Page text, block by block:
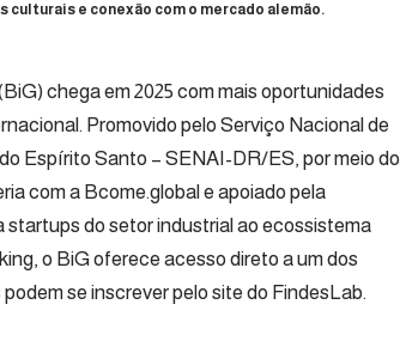
e conexão com o mercado alemão.
chega em 2025 com mais oportunidades
Promovido pelo Serviço Nacional de
Espírito Santo – SENAI-DR/ES, por meio do
com a Bcome.global e apoiado pela
startups do setor industrial ao ecossistema
o BiG oferece acesso direto a um dos
se inscrever pelo site do FindesLab.